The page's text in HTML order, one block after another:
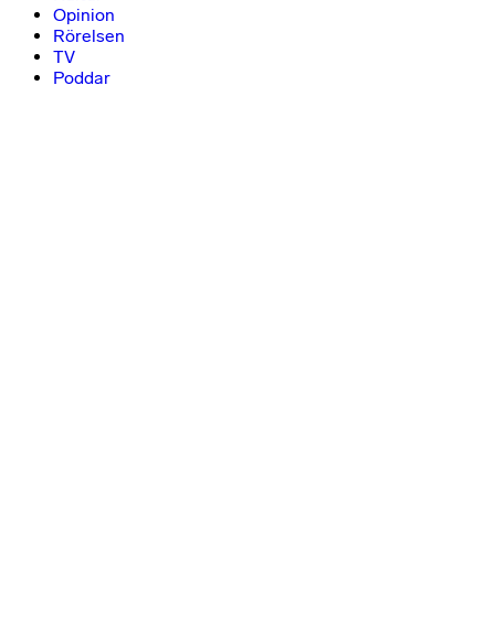
Opinion
Rörelsen
TV
Poddar